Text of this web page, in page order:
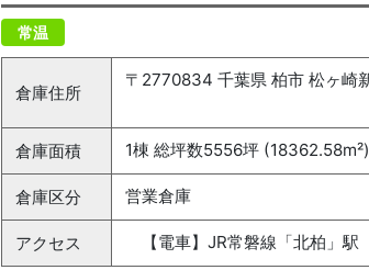
常温
倉庫住所
倉庫面積
1棟 総坪数5556坪 (18362.58m²)
倉庫区分 営業倉庫
アクセス